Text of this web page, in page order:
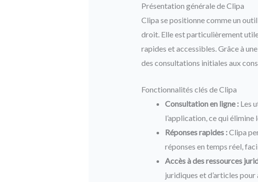
Présentation générale de Clipa
Clipa se positionne comme un
droit. Elle est particulièrement
rapides et accessibles. Grâce à
des consultations initiales aux
Fonctionnalités clés de Clipa
Consultation en ligne :Les
l’application, ce qui
Réponses rapides :Clipa
réponses en temps réel,
Accès à des ressources
juridiques et d’articles